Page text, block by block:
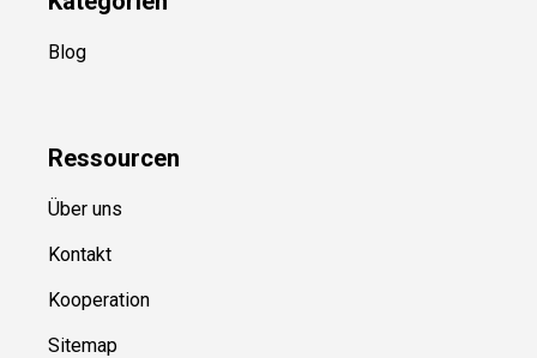
Blog
Ressourcen
Über uns
Kontakt
Kooperation
Sitemap